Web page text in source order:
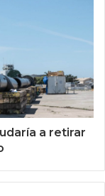
a retirar